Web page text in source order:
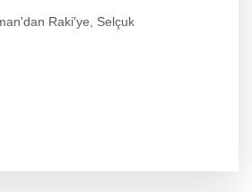
Raki'ye, Selçuk